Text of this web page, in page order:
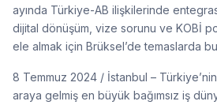
ayında Türkiye-AB ilişkilerinde
dijital dönüşüm, vize sorunu ve KOBİ
ele almak için Brüksel’de temaslarda
8 Temmuz 2024 / İstanbul –
araya gelmiş en büyük bağımsız iş